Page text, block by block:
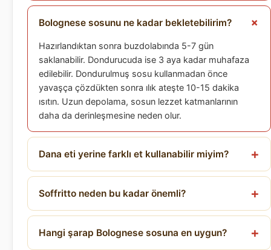
Bolognese sosunu ne kadar bekletebilirim?
Hazırlandıktan sonra buzdolabında 5-7 gün
saklanabilir. Dondurucuda ise 3 aya kadar muhafaza
edilebilir. Dondurulmuş sosu kullanmadan önce
yavaşça çözdükten sonra ılık ateşte 10-15 dakika
ısıtın. Uzun depolama, sosun lezzet katmanlarının
daha da derinleşmesine neden olur.
Dana eti yerine farklı et kullanabilir miyim?
Soffritto neden bu kadar önemli?
Hangi şarap Bolognese sosuna en uygun?